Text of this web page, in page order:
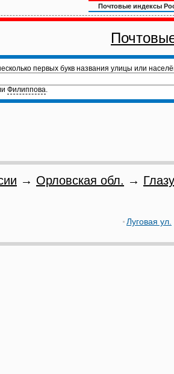
Почтовые индексы
первых букв названия улицы или
Филиппова.
→ Орловская обл. →
Луговая ул.